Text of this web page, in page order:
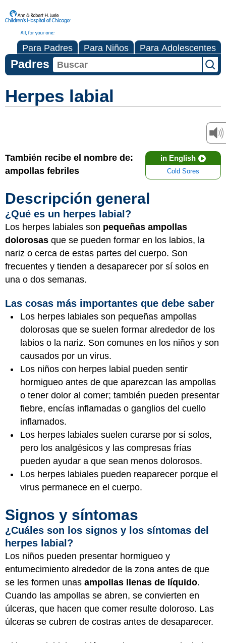
Para Padres Para Niños Para Adolescentes
Padres
Herpes labial
in English
Cold Sores
También recibe el nombre de:
ampollas febriles
Descripción general
¿Qué es un herpes labial?
Los herpes labiales son pequeñas ampollas
dolorosas que se pueden formar en los labios, la
nariz o cerca de estas partes del cuerpo. Son
frecuentes y tienden a desaparecer por sí solos en
una o dos semanas.
Las cosas más importantes que debe saber
Los herpes labiales son pequeñas ampollas
dolorosas que se suelen formar alrededor de los
labios o la nariz. Son comunes en los niños y son
causados por un virus.
Los niños con herpes labial pueden sentir
hormigueo antes de que aparezcan las ampollas
o tener dolor al comer; también pueden presentar
fiebre, encías inflamadas o ganglios del cuello
inflamados.
Los herpes labiales suelen curarse por sí solos,
pero los analgésicos y las compresas frías
pueden ayudar a que sean menos dolorosos.
Los herpes labiales pueden reaparecer porque el
virus permanece en el cuerpo.
Signos y síntomas
¿Cuáles son los signos y los síntomas del
herpes labial?
Los niños pueden presentar hormigueo y
entumecimiento alrededor de la zona antes de que
se les formen unas ampollas llenas de líquido.
Cuando las ampollas se abren, se convierten en
úlceras, que hacen que comer resulte doloroso. Las
úlceras se cubren de costras antes de desaparecer.